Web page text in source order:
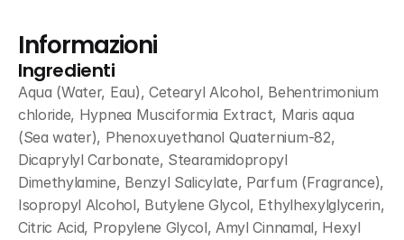
Informazioni
Ingredienti
Aqua (Water, Eau), Cetearyl Alcohol, Behentrimonium
chloride, Hypnea Musciformia Extract, Maris aqua
(Sea water), Phenoxuyethanol Quaternium-82,
Dicaprylyl Carbonate, Stearamidopropyl
Dimethylamine, Benzyl Salicylate, Parfum (Fragrance),
Isopropyl Alcohol, Butylene Glycol, Ethylhexylglycerin,
Citric Acid, Propylene Glycol, Amyl Cinnamal, Hexyl